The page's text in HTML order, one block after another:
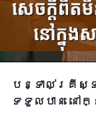
បន្ទាល់គ្រីស្
ទទួលបាន នៅក្នុ